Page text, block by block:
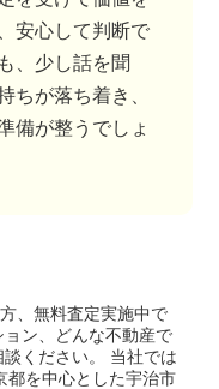
安心して判断で
、少し話を聞
ちが落ち着き、
備が整うでしょ
、無料査定実施中で
ン、どんな不動産で
ください。
当社では
都を中心とした宇治市